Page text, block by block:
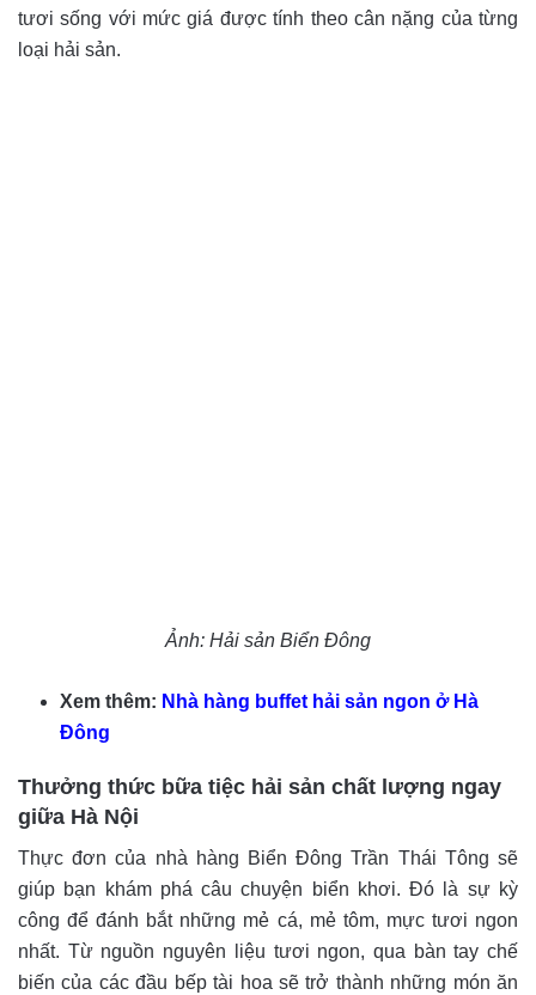
tươi sống với mức giá được tính theo cân nặng của từng
loại hải sản.
Ảnh: Hải sản Biển Đông
Xem thêm: Nhà hàng buffet hải sản ngon ở Hà
Đông
Thưởng thức bữa tiệc hải sản chất lượng ngay
giữa Hà Nội
Thực đơn của nhà hàng Biển Đông Trần Thái Tông sẽ
giúp bạn khám phá câu chuyện biển khơi. Đó là sự kỳ
công để đánh bắt những mẻ cá, mẻ tôm, mực tươi ngon
nhất. Từ nguồn nguyên liệu tươi ngon, qua bàn tay chế
biến của các đầu bếp tài hoa sẽ trở thành những món ăn